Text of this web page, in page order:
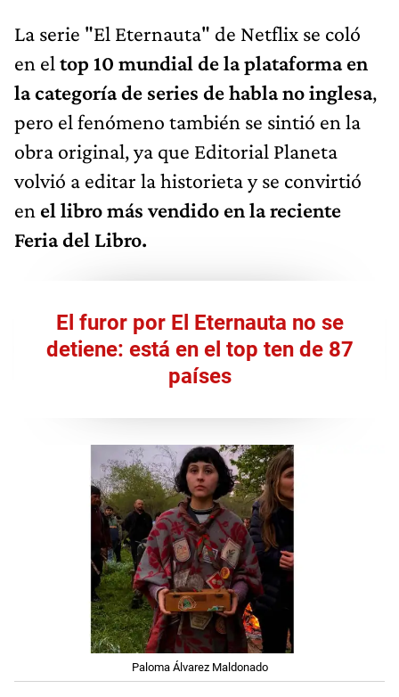
La serie "El Eternauta" de Netflix se coló
en el top 10 mundial de la plataforma en
la categoría de series de habla no inglesa,
pero el fenómeno también se sintió en la
obra original, ya que Editorial Planeta
volvió a editar la historieta y se convirtió
en el libro más vendido en la reciente
Feria del Libro.
El furor por El Eternauta no se
detiene: está en el top ten de 87
países
Paloma Álvarez Maldonado